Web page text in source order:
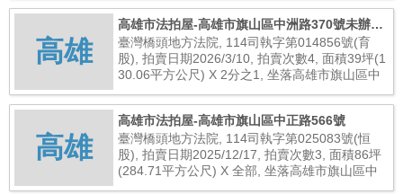
高雄
高雄市法拍屋-高雄市旗山區中洲路370號未辦保
存登記建物
臺灣橋頭地方法院, 114司執字第014856號(育
股), 拍賣日期2026/3/10, 拍賣次數4, 面積39坪(1
30.06平方公尺) X 2分之1, 坐落高雄市旗山區中
000元
高雄
高雄市法拍屋-高雄市旗山區中正路566號
臺灣橋頭地方法院, 114司執字第025083號(恒
股), 拍賣日期2025/12/17, 拍賣次數3, 面積86坪
(284.71平方公尺) X 全部, 坐落高雄市旗山區中